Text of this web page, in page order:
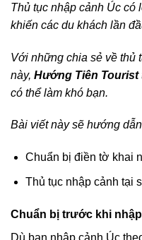
Thủ tục nhập cảnh Úc có
khiến các du khách lần
Với những chia sẻ về thủ
này, Hướng Tiên Tourist
có thể làm khó bạn.
Bài viết này sẽ hướng
Chuẩn bị điền tờ khai
Thủ tục nhập cảnh tại
Chuẩn bị trước khi
Dù bạn nhập cảnh Úc